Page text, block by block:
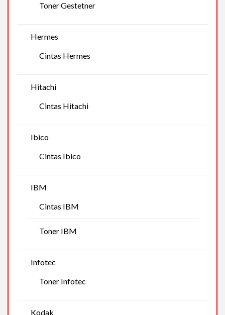
Toner Gestetner
Hermes
Cintas Hermes
Hitachi
Cintas Hitachi
Ibico
Cintas Ibico
IBM
Cintas IBM
Toner IBM
Infotec
Toner Infotec
Kodak